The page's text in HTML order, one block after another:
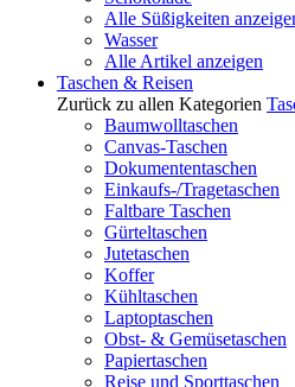
Alle Süßigkeiten
Wasser
Alle Artikel anzeigen
Taschen & Reisen
Zurück zu allen Kategorien
Baumwolltaschen
Canvas-Taschen
Dokumententaschen
Einkaufs-/Tragetaschen
Faltbare Taschen
Gürteltaschen
Jutetaschen
Koffer
Kühltaschen
Laptoptaschen
Obst- & Gemüsetaschen
Papiertaschen
Reise und Sporttaschen